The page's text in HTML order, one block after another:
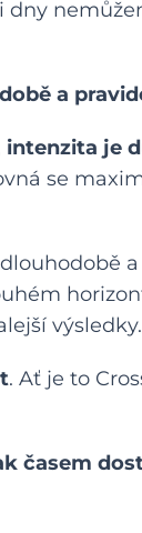
a
intenzita je
se
výsledky.
. Ať je to
časem